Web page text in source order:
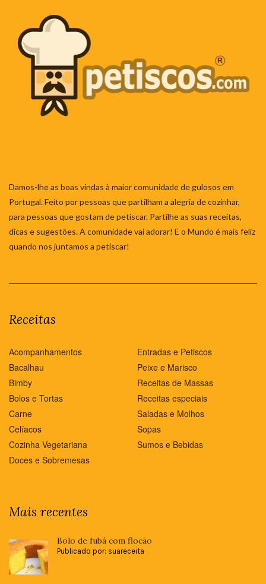
Damos-lhe as boas vindas à maior comunidade de gulosos em
Portugal. Feito por pessoas que partilham a alegria de cozinhar,
para pessoas que gostam de petiscar. Partilhe as suas receitas,
dicas e sugestões. A comunidade vai adorar! E o Mundo é mais feliz
quando nos juntamos a petiscar!
Receitas
Acompanhamentos
Bacalhau
Bimby
Bolos e Tortas
Carne
Celíacos
Cozinha Vegetariana
Doces e Sobremesas
Entradas e Petiscos
Peixe e Marisco
Receitas de Massas
Receitas especiais
Saladas e Molhos
Sopas
Sumos e Bebidas
Mais recentes
Bolo de fubá com flocão
Publicado por: suareceita